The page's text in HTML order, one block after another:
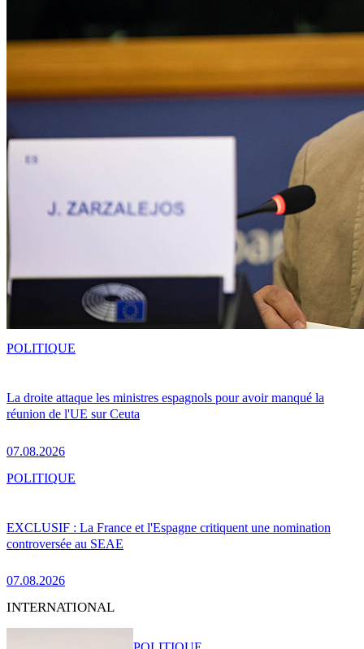
La droite attaque les ministres espagnols pour avoir manqué la
réunion de l'UE sur Ceuta
07.08.2026
POLITIQUE
EXCLUSIF : La France et l'Espagne critiquent une nomination
controversée au SEAE
07.08.2026
POLITIQUE
INTERNATIONAL